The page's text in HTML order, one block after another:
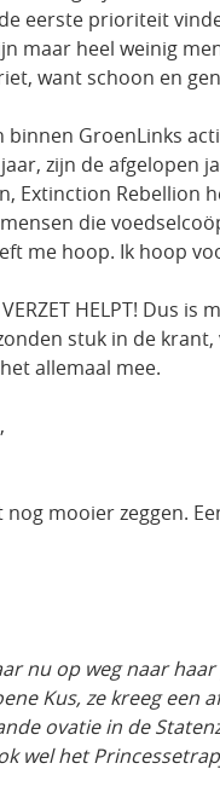
eerste prioriteit
maar heel weinig
want schoon en
GroenLinks
zijn de afgelopen
Extinction Rebellion
die
me hoop. Ik hoop
HELPT! Dus
stuk in de
allemaal mee.
mooier zeggen.
nu op weg naar
Kus, ze kreeg een
ovatie in de
wel het